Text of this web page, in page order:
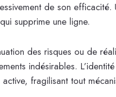
de son
supprime une ligne.
des risques ou de
indésirables.
active, fragilisant tout